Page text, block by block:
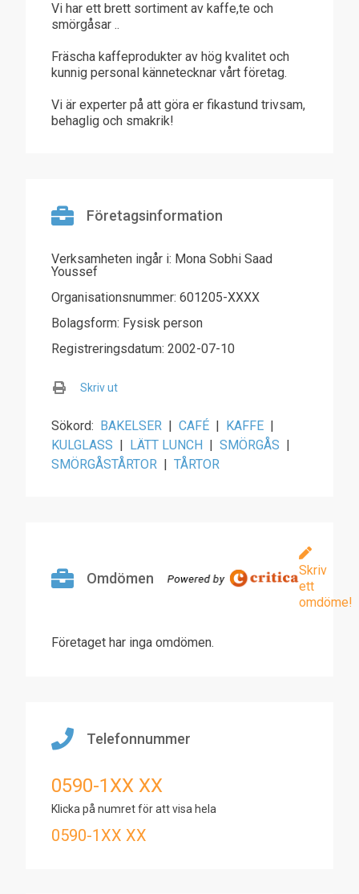
Vi har ett brett sortiment av kaffe,te och
smörgåsar ..
Fräscha kaffeprodukter av hög kvalitet och
kunnig personal kännetecknar vårt företag.
Vi är experter på att göra er fikastund trivsam,
behaglig och smakrik!
Företagsinformation
Verksamheten ingår i: Mona Sobhi Saad
Youssef
Organisationsnummer: 601205-XXXX
Bolagsform: Fysisk person
Registreringsdatum: 2002-07-10
Skriv ut
Sökord: BAKELSER | CAFÉ | KAFFE |
KULGLASS | LÄTT LUNCH | SMÖRGÅS |
SMÖRGÅSTÅRTOR | TÅRTOR
Omdömen
Skriv
ett
omdöme!
Företaget har inga omdömen.
Telefonnummer
0590-1XX XX
Klicka på numret för att visa hela
0590-1XX XX